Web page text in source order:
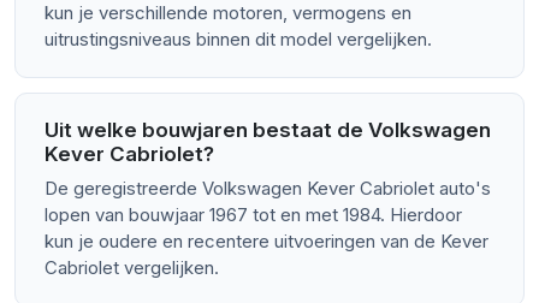
kun je verschillende motoren, vermogens en
uitrustingsniveaus binnen dit model vergelijken.
Uit welke bouwjaren bestaat de Volkswagen
Kever Cabriolet?
De geregistreerde Volkswagen Kever Cabriolet auto's
lopen van bouwjaar 1967 tot en met 1984. Hierdoor
kun je oudere en recentere uitvoeringen van de Kever
Cabriolet vergelijken.